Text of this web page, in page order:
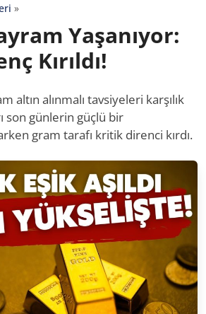
»
Yaşanıyor:
Kırıldı!
altın alınmalı tavsiyeleri karşılık
son günlerin güçlü bir
gram tarafı kritik direnci kırdı.